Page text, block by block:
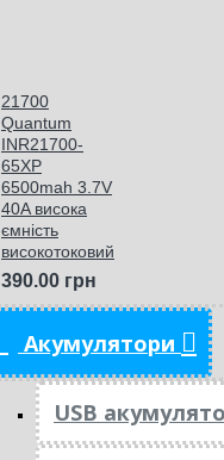
21700
Quantum
INR21700-
65XP
6500mah 3.7V
40A висока
ємність
високотоковий
390.00 грн
Акумулятори
USB